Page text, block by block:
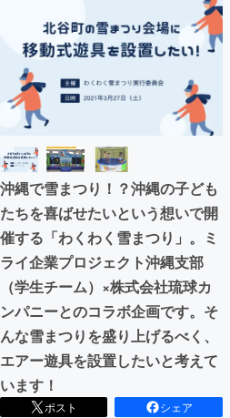
テクノロジー・ガジェッ
ビジネス・起業
まちづくり・地域活性化
CAMPFIRE for Social Good
CAMPFIREふるさと納税
沖縄で雪まつり！？沖縄の子ども
たちを喜ばせたいという想いで開
催する「わくわく雪まつり」。ミ
ライ企業プロジェクト沖縄支部
（学生チーム）×株式会社琉球カ
ンパニーとのコラボ企画です。そ
んな雪まつりを盛り上げるべく、
エアー遊具を設置したいと考えて
います！
ポスト
シェア